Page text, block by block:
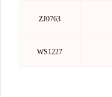
ZJ0763
WS1227